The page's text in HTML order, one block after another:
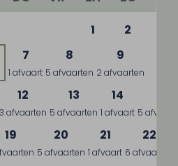
1
2
7
1 afvaart
8
5 afvaarten
9
2 afvaarten
12
3 afvaarten
13
5 afvaarten
14
1 afvaart 5
19 20
5 afvaarten
21
1 afvaart
22
6 afvaarten